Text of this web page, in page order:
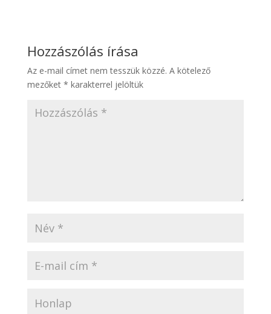
Hozzászólás írása
Az e-mail címet nem tesszük közzé. A kötelező
mezőket * karakterrel jelöltük